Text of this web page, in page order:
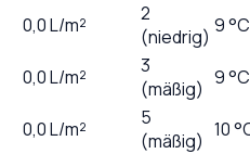
0,0L/m²
2
(niedrig) 9 °C
0,0L/m²
3
(mäßig) 9 °C
0,0L/m²
5
(mäßig) 10